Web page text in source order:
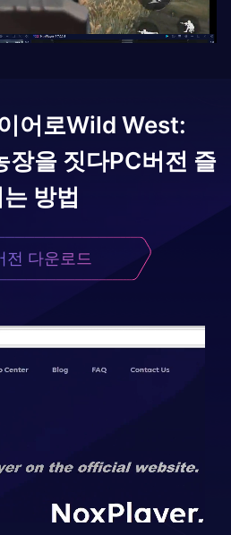
어로Wild West:
장을 짓다PC버전 즐
방법
전 다운로드